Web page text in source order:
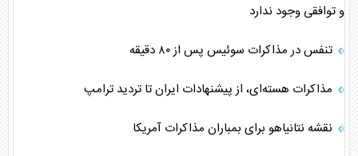
و توافقی وجود ندارد
تنفس در مذاکرات سوئیس پس از ۸۰ دقیقه
مذاکرات هسته‌ای، از پیشنهادات ایران تا تردید ترامپ
نقشه نتانیاهو برای بمباران مذاکرات آمریکا